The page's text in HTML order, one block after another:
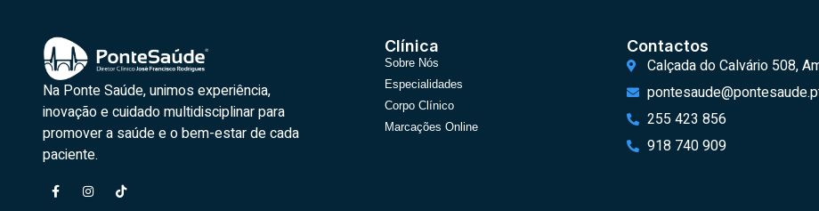
Na Ponte Saúde, unimos experiência,
inovação e cuidado multidisciplinar para
promover a saúde e o bem-estar de cada
paciente.
Clínica
Sobre Nós
Especialidades
Corpo Clínico
Marcações Online
Contactos
Calçada do Calvário 508,
255 423 856
918 740 909